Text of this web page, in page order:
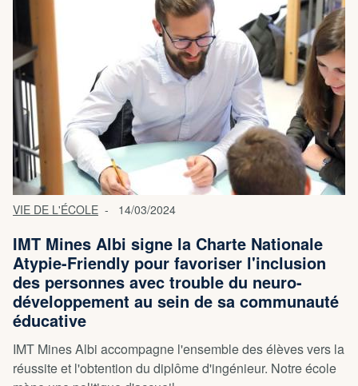
VIE DE L'ÉCOLE 14/03/2024
IMT Mines Albi signe la Charte Nationale
Atypie-Friendly pour favoriser l'inclusion
des personnes avec trouble du neuro-
développement au sein de sa communauté
éducative
IMT Mines Albi accompagne l'ensemble des élèves vers la
réussite et l'obtention du diplôme d'ingénieur. Notre école